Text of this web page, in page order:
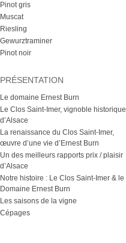
Pinot gris
Muscat
Riesling
Gewurztraminer
Pinot noir
PRÉSENTATION
Le domaine Ernest Burn
Le Clos Saint-Imer, vignoble historique
d’Alsace
La renaissance du Clos Saint-Imer,
œuvre d’une vie d’Ernest Burn
Un des meilleurs rapports prix / plaisir
d’Alsace
Notre histoire : Le Clos Saint-Imer & le
Domaine Ernest Burn
Les saisons de la vigne
Cépages